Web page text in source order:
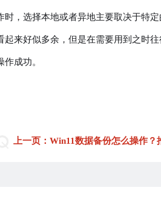
时，选择本地或者异地主要取决于特
起来好似多余，但是在需要用到之时
作成功。
上一页：Win11数据备份怎么操作